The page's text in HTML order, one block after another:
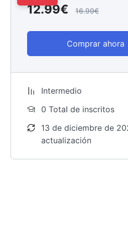
12.99€ 16.99€
Comprar ahora
Intermedio
0 TotaI de inscritos
13 de diciembre de
actualización